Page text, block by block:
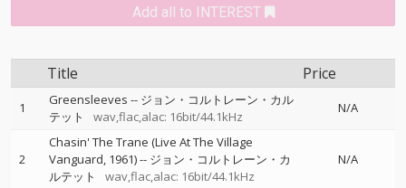
Add all to INTEREST
Title Price
1 Greensleeves -- ジョン・コルトレーン・カル
テット
wav,flac,alac: 16bit/44.1kHz
N/A
2
Chasin' The Trane (Live At The Village
Vanguard, 1961)-- ジョン・コルトレーン・カ
ルテット
wav,flac,alac: 16bit/44.1kHz
N/A